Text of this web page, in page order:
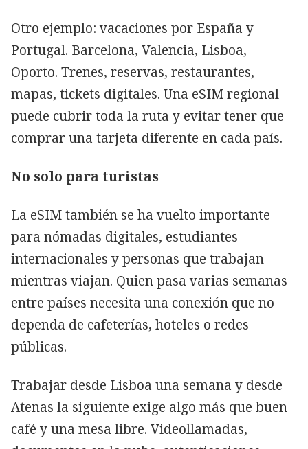
Otro ejemplo: vacaciones por España y
Portugal. Barcelona, Valencia, Lisboa,
Oporto. Trenes, reservas, restaurantes,
mapas, tickets digitales. Una eSIM regional
puede cubrir toda la ruta y evitar tener que
comprar una tarjeta diferente en cada país.
No solo para turistas
La eSIM también se ha vuelto importante
para nómadas digitales, estudiantes
internacionales y personas que trabajan
mientras viajan. Quien pasa varias semanas
entre países necesita una conexión que no
dependa de cafeterías, hoteles o redes
públicas.
Trabajar desde Lisboa una semana y desde
Atenas la siguiente exige algo más que buen
café y una mesa libre. Videollamadas,